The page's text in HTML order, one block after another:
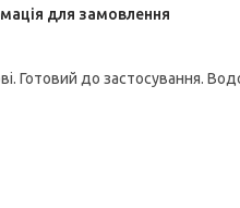
для замовлення
Готовий до застосування.